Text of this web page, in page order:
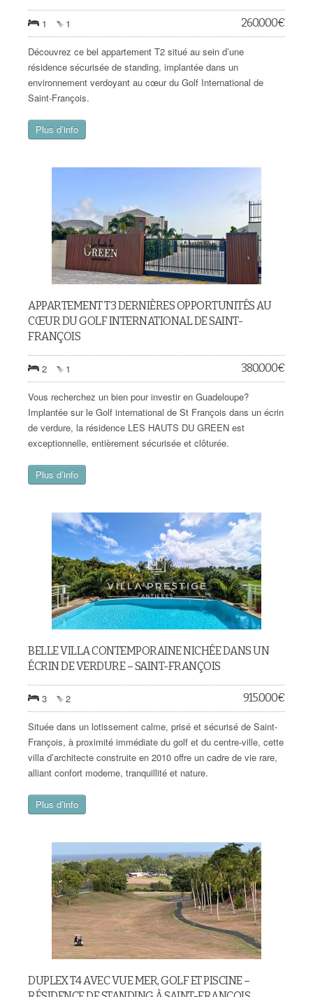
1 1 260.000€
Découvrez ce bel appartement T2 situé au sein d’une
résidence sécurisée de standing, implantée dans un
environnement verdoyant au cœur du Golf International de
Saint-François.
Plus d’info
APPARTEMENT T3 DERNIÈRES OPPORTUNITÉS AU
CŒUR DU GOLF INTERNATIONAL DE SAINT-
FRANÇOIS
2 1 380.000€
Vous recherchez un bien pour investir en Guadeloupe?
Implantée sur le Golf international de St François dans un écrin
de verdure, la résidence LES HAUTS DU GREEN est
exceptionnelle, entièrement sécurisée et clôturée.
Plus d’info
BELLE VILLA CONTEMPORAINE NICHÉE DANS UN
ÉCRIN DE VERDURE – SAINT-FRANÇOIS
3 2 915.000€
Située dans un lotissement calme, prisé et sécurisé de Saint-
François, à proximité immédiate du golf et du centre-ville, cette
villa d’architecte construite en 2010 offre un cadre de vie rare,
alliant confort moderne, tranquillité et nature.
Plus d’info
DUPLEX T4 AVEC VUE MER, GOLF ET PISCINE –